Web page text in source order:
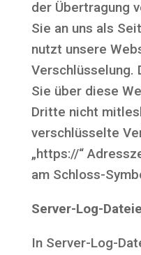
der Über­tra­gung
Sie an uns als
nutzt unse­re
Ver­schlüs­se­lung.
Sie über die­se
Drit­te nicht
ver­schlüs­sel­te
„https://“
am Schloss-
Ser­ver-Log-
In Ser­ver-Log-